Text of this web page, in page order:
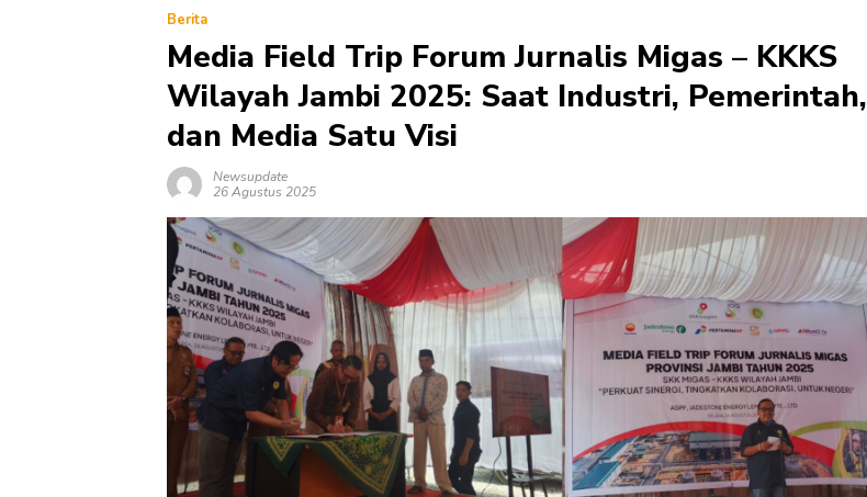
Berita
Media Field Trip Forum Jurnalis Migas – KKKS
Wilayah Jambi 2025: Saat Industri, Pemerintah,
dan Media Satu Visi
Newsupdate
26 Agustus 2025